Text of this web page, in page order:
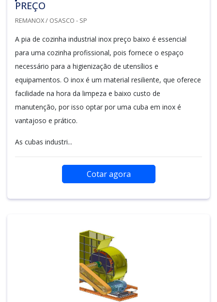
PREÇO
REMANOX / OSASCO - SP
A pia de cozinha industrial inox preço baixo é essencial
para uma cozinha profissional, pois fornece o espaço
necessário para a higienização de utensílios e
equipamentos. O inox é um material resiliente, que oferece
facilidade na hora da limpeza e baixo custo de
manutenção, por isso optar por uma cuba em inox é
vantajoso e prático.
As cubas industri...
Cotar agora